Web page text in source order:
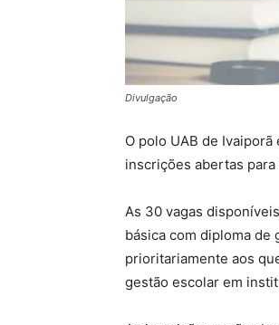
Divulgação
O polo UAB de
inscrições abertas
As 30 vagas
básica com diploma de
prioritariamente aos
gestão escolar em